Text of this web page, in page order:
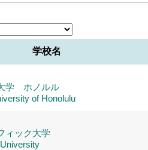
学校名
学 ホノルル
of Honolulu
ィック大学